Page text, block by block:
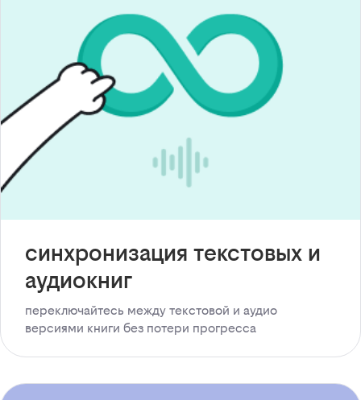
синхронизация текстовых и
аудиокниг
переключайтесь между текстовой и аудио
версиями книги без потери прогресса